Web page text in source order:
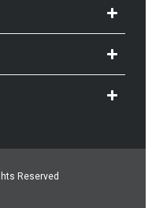
Reserved